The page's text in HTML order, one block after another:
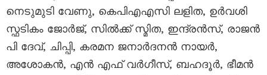
നെടുമുടി വേണു, കെപിഎഎസി ലളിത, ഉർവശി
സ്ഫടികം ജോർജ്, സിൽക്ക് സ്മിത, ഇന്ദ്രൻസ്, രാജൻ
പി ദേവ്, ചിപ്പി, കരമന ജനാർദനൻ നായർ,
അശോകൻ, എൻ എഫ് വർഗീസ്, ബഹദൂർ, ഭീമൻ